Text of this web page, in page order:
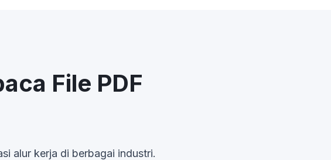
File PDF
alur kerja di berbagai industri.